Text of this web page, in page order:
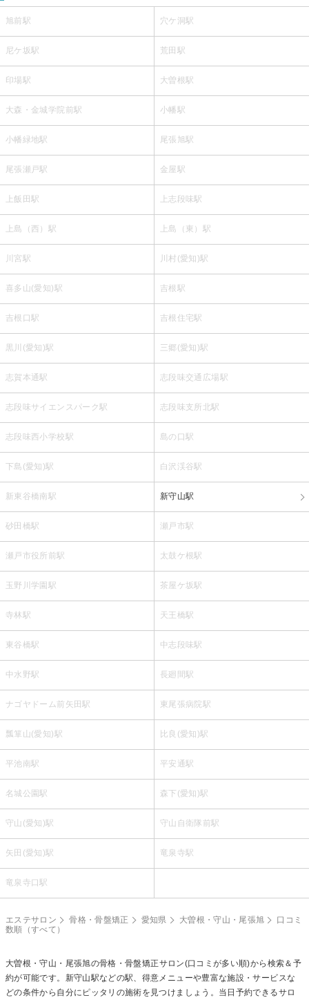
旭前駅 穴ケ洞駅
尼ケ坂駅 荒田駅
印場駅 大曽根駅
大森・金城学院前駅 小幡駅
小幡緑地駅 尾張旭駅
尾張瀬戸駅 金屋駅
上飯田駅 上志段味駅
上島（西）駅 上島（東）駅
川宮駅 川村(愛知)駅
喜多山(愛知)駅 吉根駅
吉根口駅 吉根住宅駅
黒川(愛知)駅 三郷(愛知)駅
志賀本通駅 志段味交通広場駅
志段味サイエンスパーク駅 志段味支所北駅
志段味西小学校駅 島の口駅
下島(愛知)駅 白沢渓谷駅
新東谷橋南駅 新守山駅
砂田橋駅 瀬戸市駅
瀬戸市役所前駅 太鼓ケ根駅
玉野川学園駅 茶屋ケ坂駅
寺林駅 天王橋駅
東谷橋駅 中志段味駅
中水野駅 長廻間駅
ナゴヤドーム前矢田駅 東尾張病院駅
瓢箪山(愛知)駅 比良(愛知)駅
平池南駅 平安通駅
名城公園駅 森下(愛知)駅
守山(愛知)駅 守山自衛隊前駅
矢田(愛知)駅 竜泉寺駅
竜泉寺口駅
エステサロン 骨格・骨盤矯正 愛知県 大曽根・守山・尾張旭
口コミ
数順（すべて）
大曽根・守山・尾張旭の骨格・骨盤矯正サロン(口コミが多い順)から検索＆予
約が可能です。新守山駅などの駅、得意メニューや豊富な施設・サービスな
どの条件から自分にピッタリの施術を見つけましょう。当日予約できるサロ